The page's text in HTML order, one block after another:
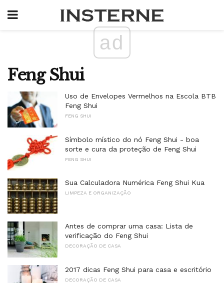
ad
Feng Shui
Uso de Envelopes Vermelhos na Escola BTB
Feng Shui
FENG SHUI
Símbolo místico do nó Feng Shui - boa
sorte e cura da proteção de Feng Shui
FENG SHUI
Sua Calculadora Numérica Feng Shui Kua
LIMPEZA E ORGANIZAÇÃO
Antes de comprar uma casa: Lista de
verificação do Feng Shui
DECORAÇÃO DE CASA
2017 dicas Feng Shui para casa e escritório
DECORAÇÃO DE CASA